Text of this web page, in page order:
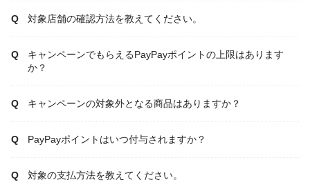
対象店舗の確認方法を教えてください。
キャンペーンでもらえるPayPayポイントの上限はあります
か？
キャンペーンの対象外となる商品はありますか？
PayPayポイントはいつ付与されますか？
対象の支払方法を教えてください。